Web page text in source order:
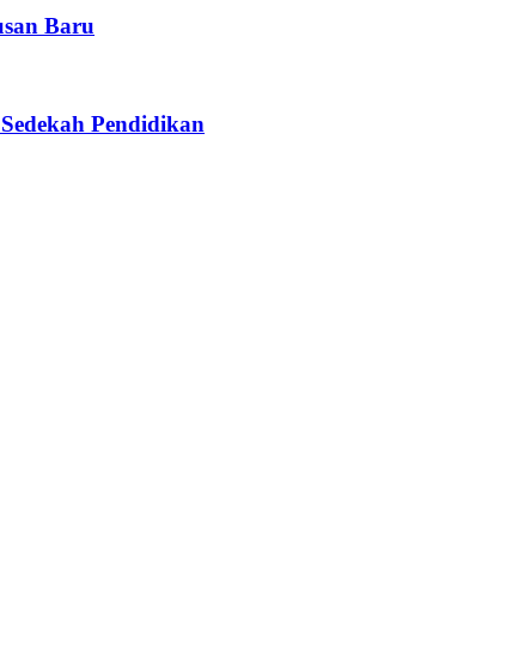
Baru
Pendidikan